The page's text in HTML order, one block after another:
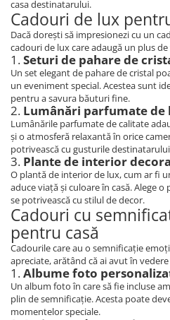
casa destinatarului.
Cadouri de lux
Dacă dorești să impresionezi cu un
cadouri de lux care adaugă un plus
1.Seturi de pahare de
Un set elegant de pahare de cristal
un eveniment special. Acestea sunt
pentru a savura băuturi fine.
2. Lumânări parfumate de
Lumânările parfumate de calitate
și o atmosferă relaxantă în orice
potrivească cu gusturile
3. Plante de interior
O plantă de interior de lux, cum ar fi
aduce viață și culoare în casă. Alege
se potrivească cu stilul de decor.
Cadouri cu
pentru casă
Cadourile care au o semnificație
apreciate, arătând că ai avut în
1.Albume foto
Un album foto în care să fie incluse
plin de semnificație. Acesta poate
momentelor speciale.